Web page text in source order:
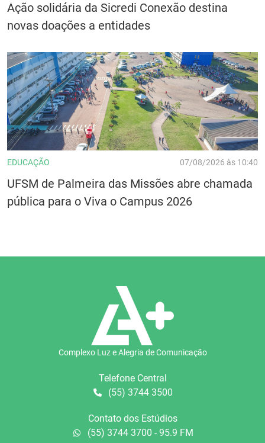
Ação solidária da Sicredi Conexão destina
novas doações a entidades
EDUCAÇÃO 07/08/2026 às 10:40
UFSM de Palmeira das Missões abre chamada
pública para o Viva o Campus 2026
Complexo Luz e Alegria de Comunicação
Telefone Central
(55) 3744 3500
Contato dos Estúdios
(55) 3744 3700 - 95.9 FM